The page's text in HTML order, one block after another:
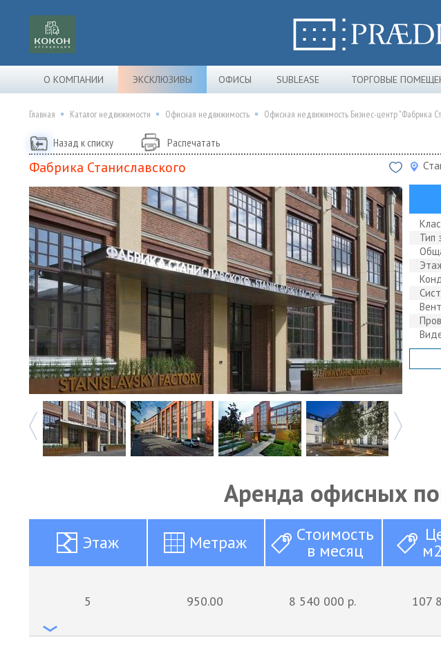
О КОМПАНИИ ЭКСКЛЮЗИВЫ ОФИСЫ SUBLEASE ТОРГОВЫЕ
Главная Каталог недвижимости Офисная недвижимость Офисная недвижимость Бизнес-центр "Фабрика
Назад к списку Распечатать
Фабрика Станиславского
Тип
Аренда офисных
Этаж Метраж Стоимость
в месяц
5 950.00 8 540 000 р. 107